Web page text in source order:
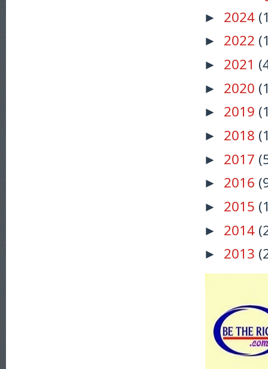
► 2024
► 2022
► 2021
► 2020
► 2019
► 2018
► 2017
► 2016
► 2015
► 2014
► 2013